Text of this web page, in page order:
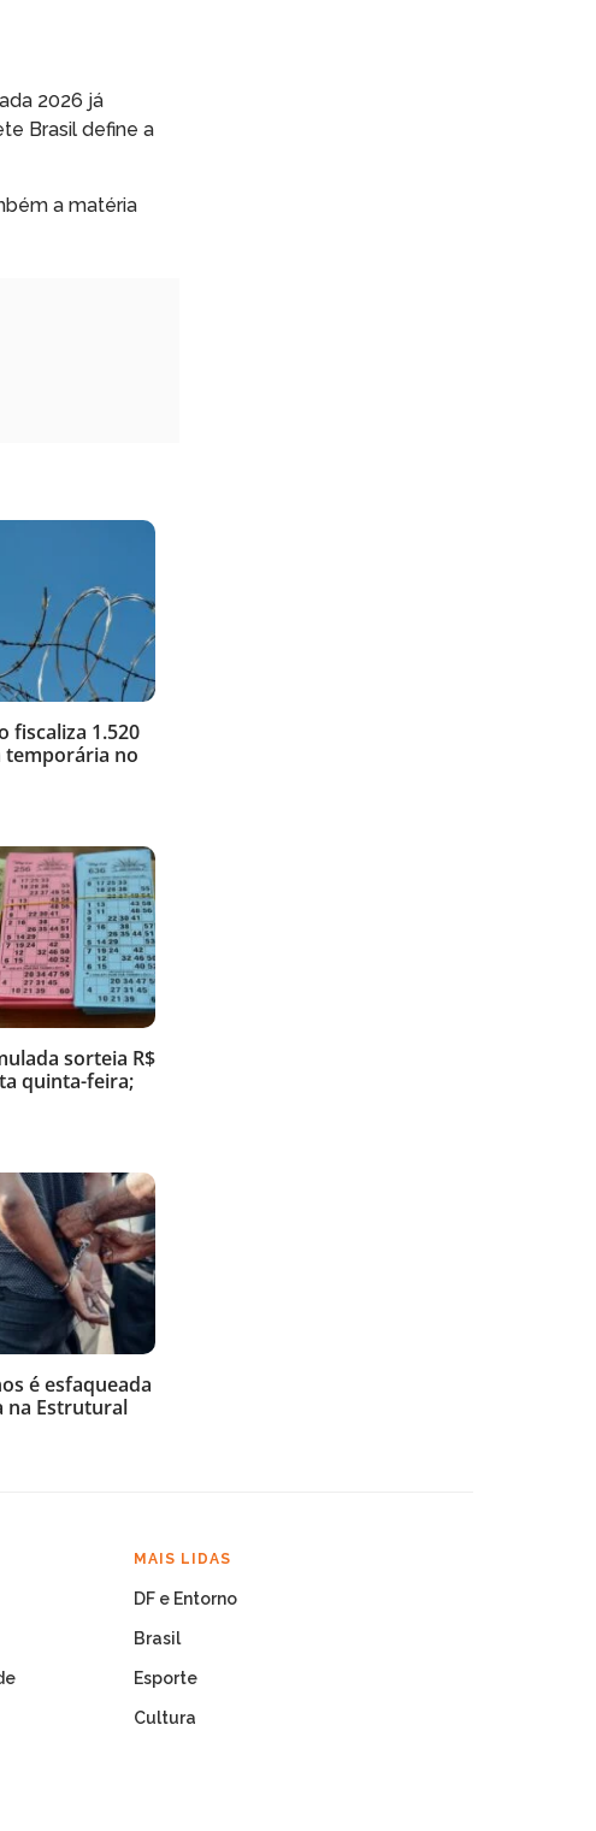
2026 já
Brasil define a
a matéria
fiscaliza 1.520
temporária no
sorteia R$
quinta-feira;
é esfaqueada
na Estrutural
MAIS LIDAS
DF e Entorno
Brasil
Esporte
Cultura